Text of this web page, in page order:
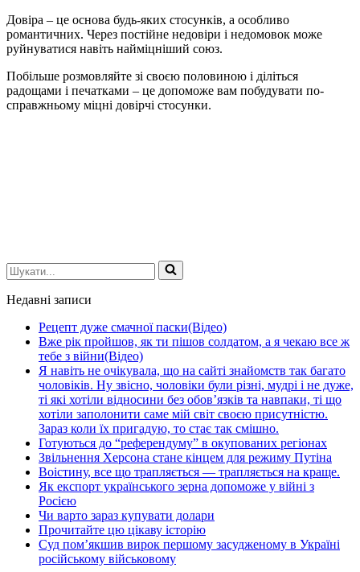
Довіра – це основа будь-яких стосунків, а особливо
романтичних. Через постійне недовіри і недомовок може
руйнуватися навіть найміцніший союз.
Побільше розмовляйте зі своєю половиною і діліться
радощами і печатками – це допоможе вам побудувати по-
справжньому міцні довірчі стосунки.
Шукати...
Недавні записи
Рецепт дуже смачної паски(Відео)
Вже рік пройшов, як ти пішов солдатом, а я чекаю все ж
тебе з війни(Відео)
Я навіть не очікувала, що на сайті знайомств так багато
чоловіків. Ну звісно, чоловіки були різні, мудрі і не дуже,
ті які хотіли відносини без обов’язків та навпаки, ті що
хотіли заполонити саме мій світ своєю присутністю.
Зараз коли їх пригадую, то стає так смішно.
Готуються до “референдуму” в окупованих регіонах
Звільнення Херсона стане кінцем для режиму Путіна
Воістину, все що трапляється — трапляється на краще.
Як експорт українського зерна допоможе у війні з
Росією
Чи варто зараз купувати долари
Прочитайте цю цікаву історію
Суд пом’якшив вирок першому засудженому в Україні
російському військовому